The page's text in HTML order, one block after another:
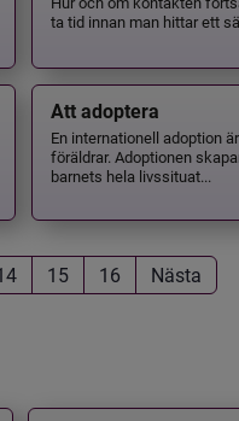
ta tid innan man hittar ett
Att adoptera
En internationell adoption
föräldrar. Adoptionen
barnets hela livssituat...
15 16 Nästa